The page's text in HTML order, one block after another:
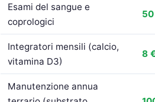
Esami del sangue e
coprologici
Integratori mensili (calcio,
vitamina D3)
8
Manutenzione annua